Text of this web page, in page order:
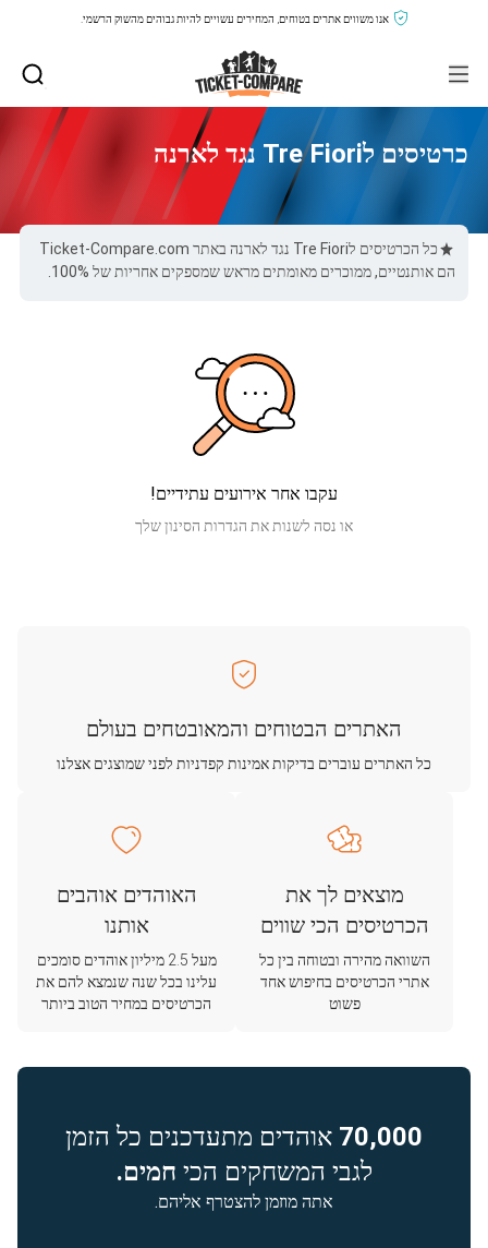
אנו משווים אתרים בטוחים, המחירים עשויים להיות גבוהים מהשוק הרשמי.
כרטיסים לTre Fiori נגד לארנה
כל הכרטיסים לTre Fiori נגד לארנה באתר Ticket-Compare.com
הם אותנטיים, ממוכרים מאומתים מראש שמספקים אחריות של 100%.
עקבו אחר אירועים עתידיים!
או נסה לשנות את הגדרות הסינון שלך
האתרים הבטוחים והמאובטחים בעולם
כל האתרים עוברים בדיקות אמינות קפדניות לפני שמוצגים אצלנו
מוצאים לך את
הכרטיסים הכי שווים
השוואה מהירה ובטוחה בין כל
אתרי הכרטיסים בחיפוש אחד
פשוט
האוהדים אוהבים
אותנו
מעל 2.5 מיליון אוהדים סומכים
עלינו בכל שנה שנמצא להם את
הכרטיסים במחיר הטוב ביותר
70,000 אוהדים מתעדכנים כל הזמן
לגבי המשחקים הכי חמים.
אתה מוזמן להצטרף אליהם.